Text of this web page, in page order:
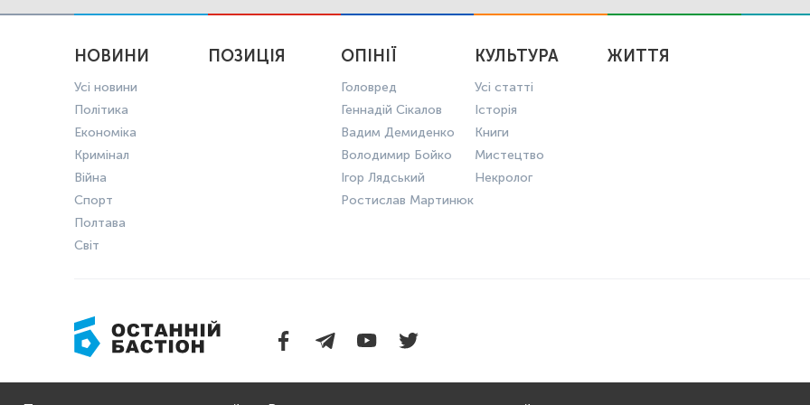
НОВИНИ
Усі новини
Політика
Економіка
Кримінал
Війна
Спорт
Полтава
Світ
ПОЗИЦІЯ ОПІНІЇ
Головред
Геннадій Сікалов
Вадим Демиденко
Володимир Бойко
Ігор Лядський
Ростислав Мартинюк
КУЛЬТУРА
Усі статті
Історія
Книги
Мистецтво
Некролог
ЖИТТЯ
ПОЛІТИКА КОНФІДЕНЦІЙНОСТІ ПРАВИЛА